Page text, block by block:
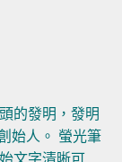
的發明，發明
始人。 螢光筆